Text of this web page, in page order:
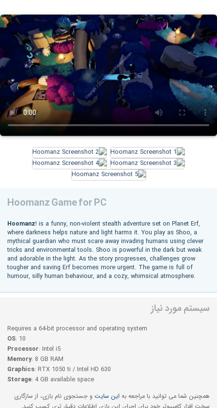
Hoomanz Game for PC
Hoomanz! is a funny, non-violent stealth adventure set on Planet Erf,
where darkness helps nature and light harms it. You play as Shoo, a
mythical guardian who must scare away invading humans using clever
tricks and environmental tools. Shoo is powerful in the dark but weak
and adorable in the light. As the story progresses, challenges grow
tougher and saving Erf becomes more urgent. The game is full of
humour, silly human behaviour, and a cozy, whimsical atmosphere.
سیستم مورد نیاز
Requires a 64-bit processor and operating system
OS: 10
Processor: Intel i5
Memory: 8 GB RAM
Graphics: RTX 1050 ti / Intel HD 630
Storage: 4 GB available space
همچنین شما می توانید با مراجعه به این سایت و جستجوی نام بازی، از سازگاری